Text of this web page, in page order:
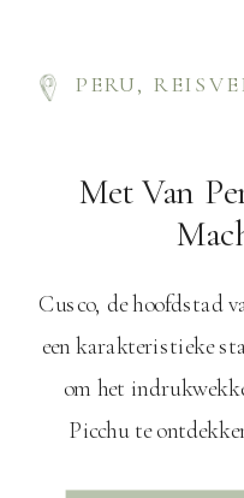
Met Van
Cusco, de hoofdstad
een karakteristieke
om het
Picchu te
PERU,